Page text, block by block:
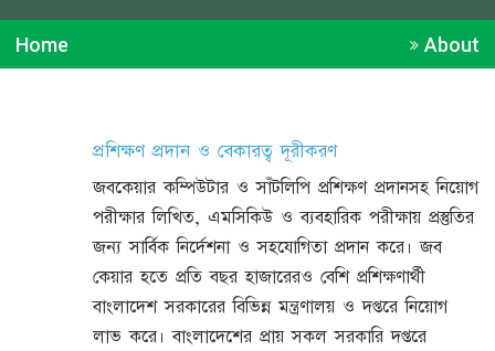
Home About
প্রশিক্ষণ প্রদান ও বেকারত্ব দূরীকরণ
জবকেয়ার কম্পিউটার ও সাঁটলিপি প্রশিক্ষণ প্রদানসহ নিয়োগ
পরীক্ষার লিখিত, এমসিকিউ ও ব্যবহারিক পরীক্ষায় প্রস্তুতির
জন্য সার্বিক নির্দেশনা ও সহযোগিতা প্রদান করে। জব
কেয়ার হতে প্রতি বছর হাজারেরও বেশি প্রশিক্ষণার্থী
বাংলাদেশ সরকারের বিভিন্ন মন্ত্রণালয় ও দপ্তরে নিয়োগ
লাভ করে। বাংলাদেশের প্রায় সকল সরকারি দপ্তরে